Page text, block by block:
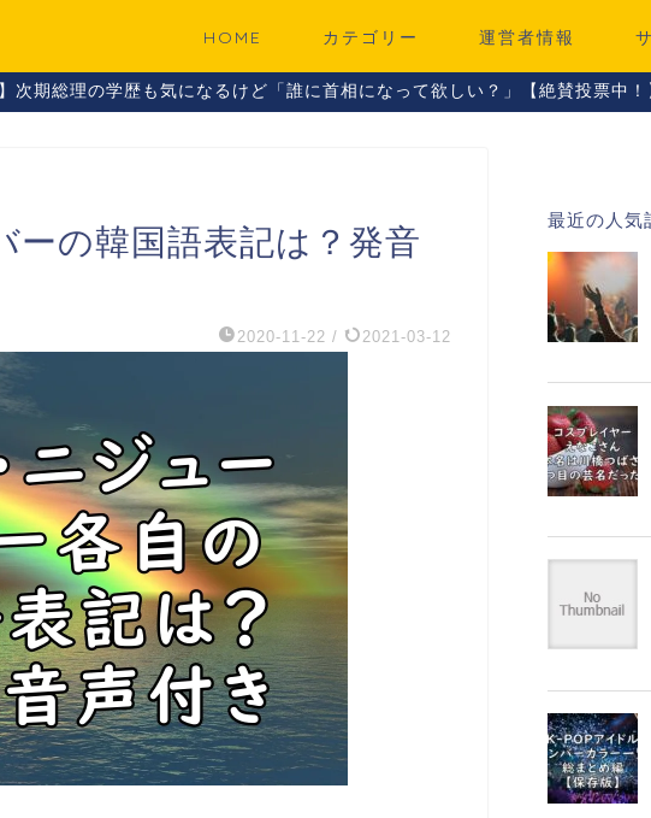
HOME カテゴリー 運営者情報
次期総理の学歴も気になるけど「誰に首相になって欲しい？」【絶賛投票中！
の韓国語表記は？発音
2020-11-22 / 2021-03-12
最近の人気